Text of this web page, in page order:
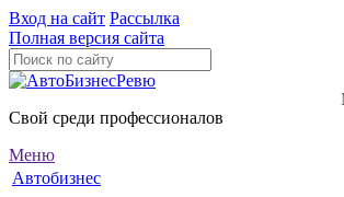
Вход на сайт Рассылка
Полная версия сайта
Свой среди профессионалов
Меню
Автобизнес